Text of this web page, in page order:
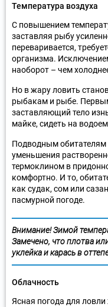
Температура воздуха
С повышением
заставляя рыбу
переваривается,
организма.
наоборот – чем
Но в жару ловить
рыбакам и рыбе.
заставляющий тело
майке, сидеть на
Подводным обитателям
уменьшения
термоклином в
комфортно. И то,
как судак, сом или
пасмурной погоде.
Внимание! Зимой
Замечено, что плотва
уклейка и карась в
Облачность
Ясная погода для